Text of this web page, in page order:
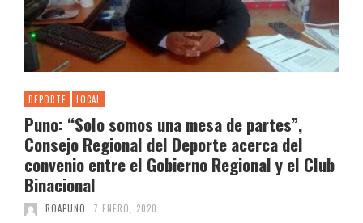
DEPORTE LOCAL
Puno: “Solo somos una mesa de partes”,
Consejo Regional del Deporte acerca del
convenio entre el Gobierno Regional y el Club
Binacional
ROAPUNO 7 ENERO, 2020